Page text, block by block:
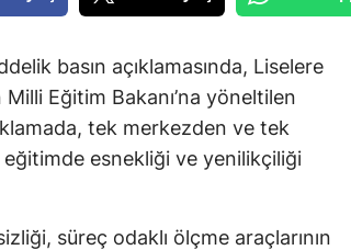
basın açıklamasında, Liselere
Eğitim Bakanı’na yöneltilen
tek merkezden ve tek
esnekliği ve yenilikçiliği
süreç odaklı ölçme araçlarının